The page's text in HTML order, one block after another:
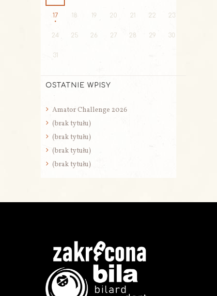
17 18 19 20 21 22 23
24 25 26 27 28 29 30
31
OSTATNIE WPISY
Amator Challenge 2026
(brak tytułu)
(brak tytułu)
(brak tytułu)
(brak tytułu)